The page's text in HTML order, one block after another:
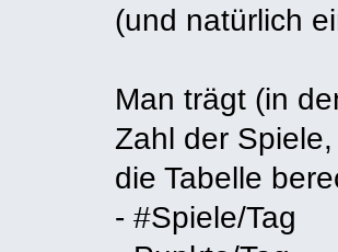
(und natürlich
Man trägt (in
Zahl der
die Tabelle
- #Spiele/Tag